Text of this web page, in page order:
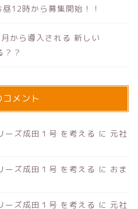
12時から募集開始！！
から導入される 新しい
？？
コメント
ーズ成田１号 を考える に 元社
ーズ成田１号 を考える に おま
ーズ成田１号 を考える に 元社